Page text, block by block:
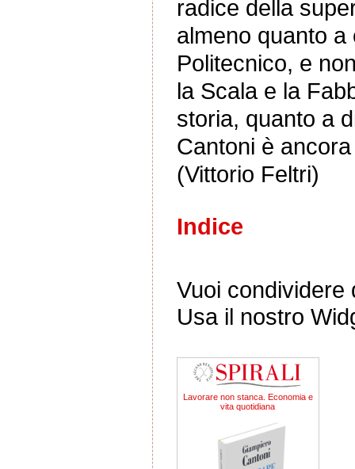
radice della
almeno quanto
Politecnico, e
la Scala e la
storia, quanto a
Cantoni è
(Vittorio Feltri)
Indice
Vuoi condividere
Usa il nostro
Lavorare non stanca. Economia e
vita quotidiana